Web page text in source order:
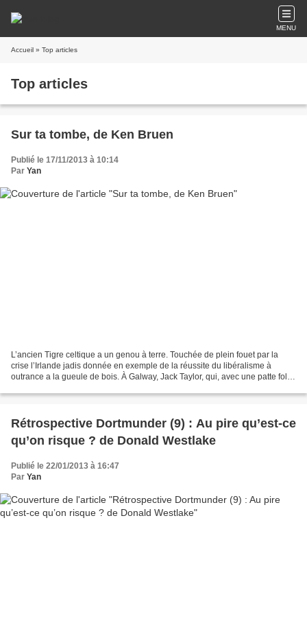
MENU
Accueil » Top articles
Top articles
Sur ta tombe, de Ken Bruen
Publié le 17/11/2013 à 10:14
Par Yan
L’ancien Tigre celtique a un genou à terre. Touchée de plein fouet par la
crise l’Irlande jadis donnée en exemple de la réussite du libéralisme à
outrance a la gueule de bois. À Galway, Jack Taylor, qui, avec une patte folle,
Rétrospective Dortmunder (9) : Au pire qu’est-ce
qu’on risque ? de Donald Westlake
Publié le 22/01/2013 à 16:47
Par Yan